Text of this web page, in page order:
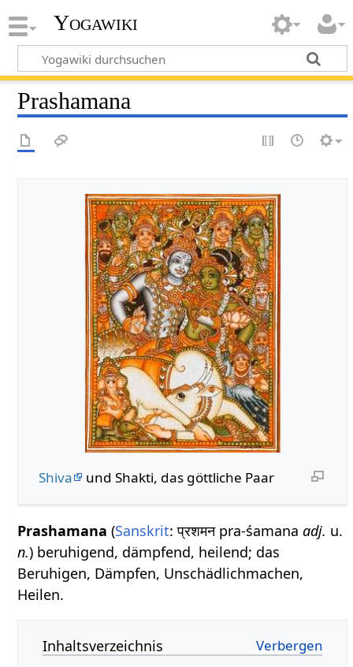
Yogawiki
Prashamana
Shiva und Shakti, das göttliche Paar
Prashamana (Sanskrit: प्रशमन pra-śamanaadj. u.
n.) beruhigend, dämpfend, heilend; das
Beruhigen, Dämpfen, Unschädlichmachen,
Heilen.
Inhaltsverzeichnis